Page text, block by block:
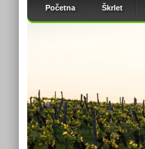
Početna Škrlet